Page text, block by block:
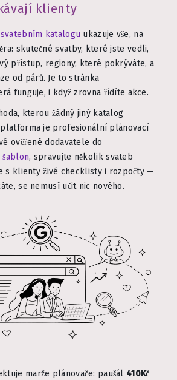
klienty
svatebním katalogu ukazuje vše, na
skutečné svatby, které jste vedli,
přístup, regiony, které pokrýváte, a
od párů. Je to stránka
funguje, i když zrovna řídíte akce.
kterou žádný jiný katalog
je profesionální plánovací
ověřené dodavatele do
šablon, spravujte několik svateb
s klienty živé checklisty i rozpočty —
se nemusí učit nic nového.
marže plánovače: paušál 410Kč